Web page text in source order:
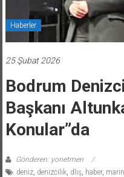
Haberler
25 Şubat 2026
Bodrum
Başkanı
Konular”da
Gönderen: yonetmen
deniz, denizcilik, dlış, haber,